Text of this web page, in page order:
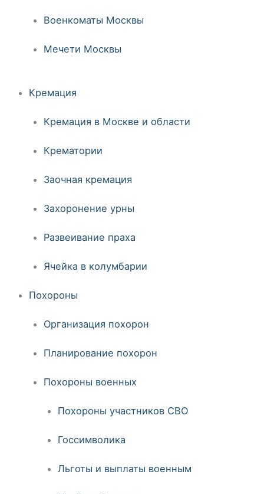
Военкоматы Москвы
Мечети Москвы
Кремация
Кремация в Москве и области
Крематории
Заочная кремация
Захоронение урны
Развеивание праха
Ячейка в колумбарии
Похороны
Организация похорон
Планирование похорон
Похороны военных
Похороны участников СВО
Госсимволика
Льготы и выплаты военным